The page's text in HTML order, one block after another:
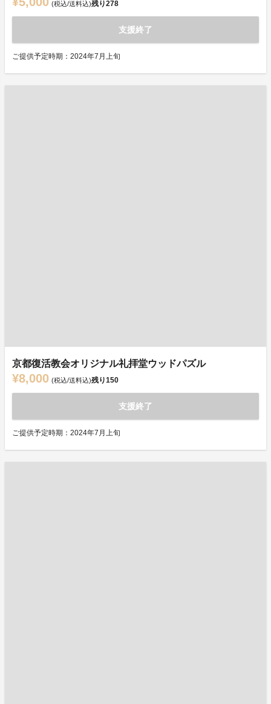
(税込/送料込)残り278
支援終了
ご提供予定時期：2024年7月上旬
京都復活教会オリジナル礼拝堂ウッドパズル
¥8,000 (税込/送料込)残り150
支援終了
ご提供予定時期：2024年7月上旬